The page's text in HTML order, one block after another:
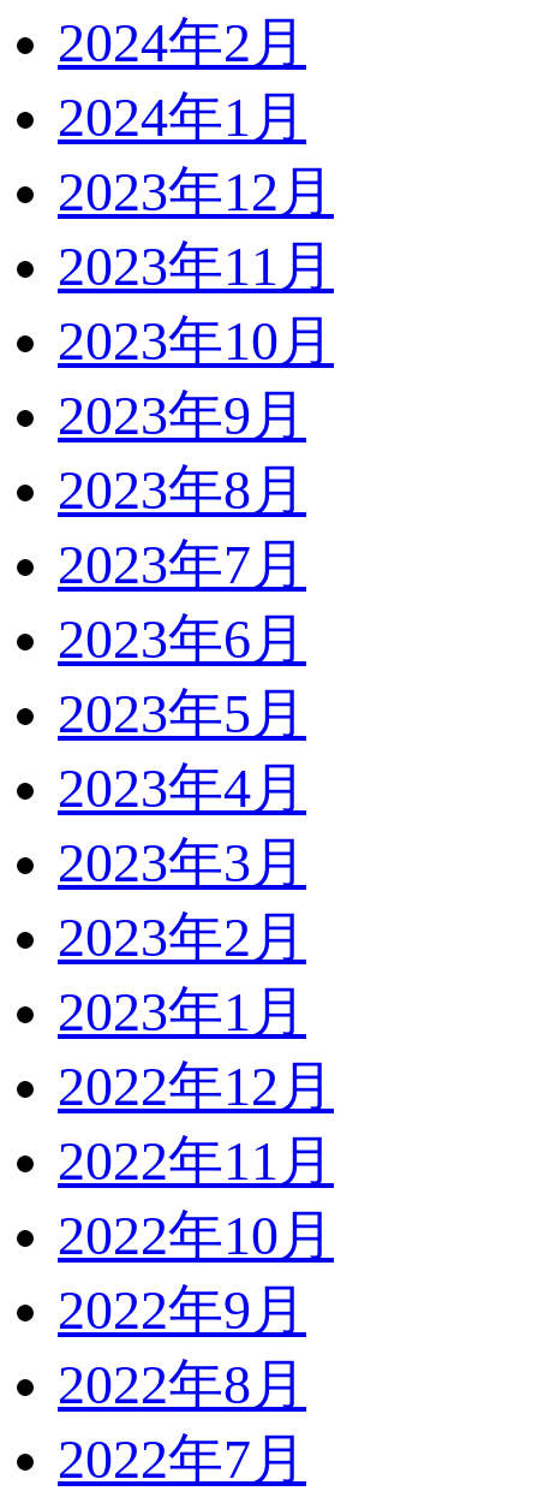
2024年2月
2024年1月
2023年12月
2023年11月
2023年10月
2023年9月
2023年8月
2023年7月
2023年6月
2023年5月
2023年4月
2023年3月
2023年2月
2023年1月
2022年12月
2022年11月
2022年10月
2022年9月
2022年8月
2022年7月